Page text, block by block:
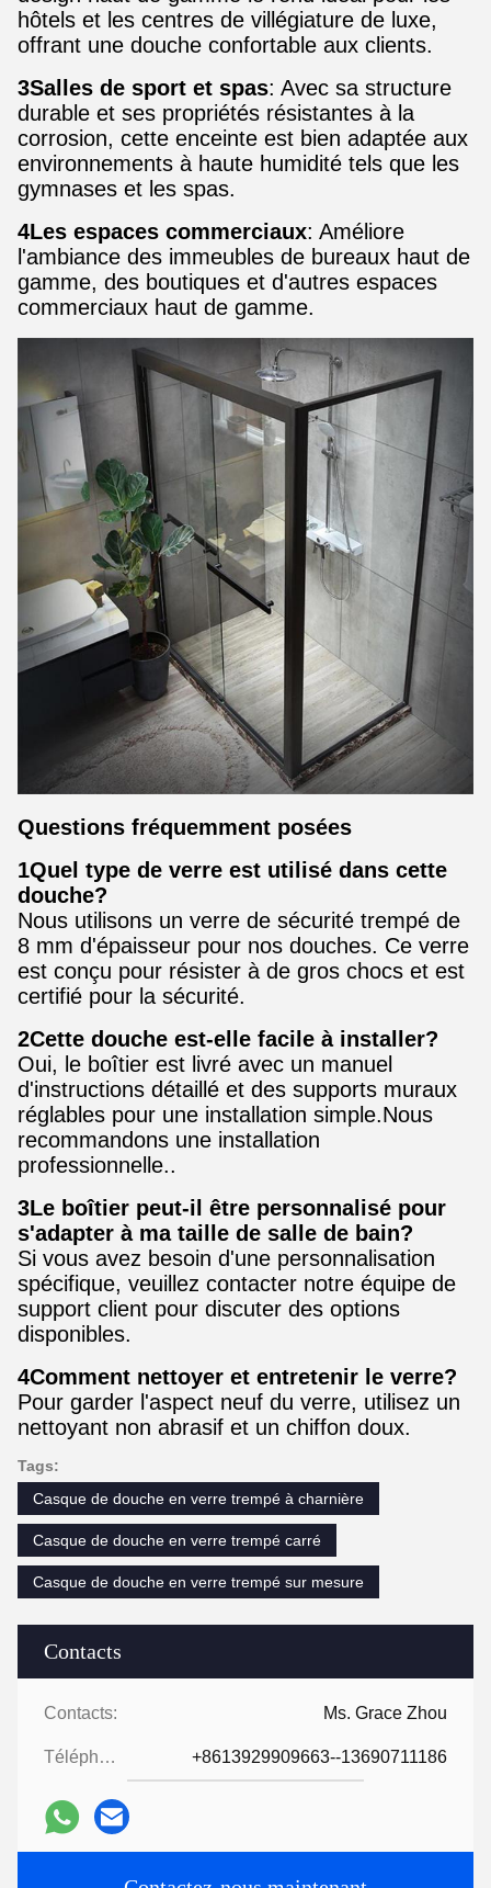
Contacts
Contacts: Ms. Grace Zhou
Téléphone: +8613929909663--13690711186
hôtels et les centres de villégiature de luxe,
offrant une douche confortable aux clients.
3Salles de sport et spas: Avec sa structure
durable et ses propriétés résistantes à la
corrosion, cette enceinte est bien adaptée aux
environnements à haute humidité tels que les
gymnases et les spas.
4Les espaces commerciaux: Améliore
l'ambiance des immeubles de bureaux haut de
gamme, des boutiques et d'autres espaces
commerciaux haut de gamme.
Questions fréquemment posées
1Quel type de verre est utilisé dans cette
douche?
Nous utilisons un verre de sécurité trempé de
8 mm d'épaisseur pour nos douches. Ce verre
est conçu pour résister à de gros chocs et est
certifié pour la sécurité.
2Cette douche est-elle facile à installer?
Oui, le boîtier est livré avec un manuel
d'instructions détaillé et des supports muraux
réglables pour une installation simple.Nous
recommandons une installation
professionnelle..
3Le boîtier peut-il être personnalisé pour
s'adapter à ma taille de salle de bain?
Si vous avez besoin d'une personnalisation
spécifique, veuillez contacter notre équipe de
support client pour discuter des options
disponibles.
4Comment nettoyer et entretenir le verre?
Pour garder l'aspect neuf du verre, utilisez un
nettoyant non abrasif et un chiffon doux.
Tags:
Casque de douche en verre trempé à charnière
Casque de douche en verre trempé carré
Casque de douche en verre trempé sur mesure